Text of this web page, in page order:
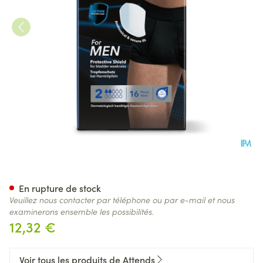
12,32 €
En rupture de stock
Veuillez nous contacter par téléphone ou par e-mail et nous
examinerons ensemble les possibilités.
Voir tous les produits de Attends